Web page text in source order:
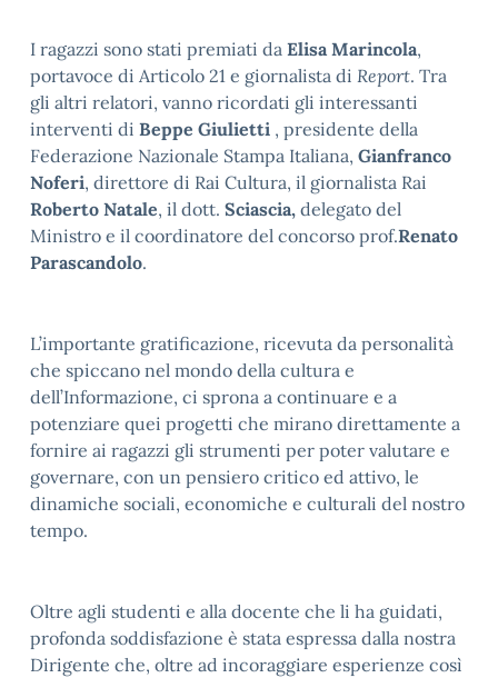
I ragazzi sono stati premiati da Elisa Marincola,
portavoce di Articolo 21 e giornalista di Report. Tra
gli altri relatori, vanno ricordati gli interessanti
interventi di Beppe Giulietti , presidente della
Federazione Nazionale Stampa Italiana, Gianfranco
Noferi, direttore di Rai Cultura, il giornalista Rai
Roberto Natale, il dott. Sciascia, delegato del
Ministro e il coordinatore del concorso prof.Renato
Parascandolo.
L’importante gratificazione, ricevuta da personalità
che spiccano nel mondo della cultura e
dell’Informazione, ci sprona a continuare e a
potenziare quei progetti che mirano direttamente a
fornire ai ragazzi gli strumenti per poter valutare e
governare, con un pensiero critico ed attivo, le
dinamiche sociali, economiche e culturali del nostro
tempo.
Oltre agli studenti e alla docente che li ha guidati,
profonda soddisfazione è stata espressa dalla nostra
Dirigente che, oltre ad incoraggiare esperienze così